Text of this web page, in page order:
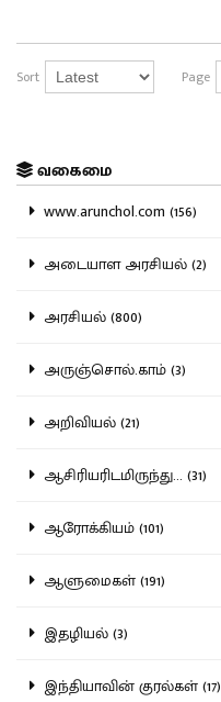
Sort Page
வகைமை
www.arunchol.com (156)
அடையாள அரசியல் (2)
அரசியல் (800)
அருஞ்சொல்.காம் (3)
அறிவியல் (21)
ஆசிரியரிடமிருந்து... (31)
ஆரோக்கியம் (101)
ஆளுமைகள் (191)
இதழியல் (3)
இந்தியாவின் குரல்கள் (17)